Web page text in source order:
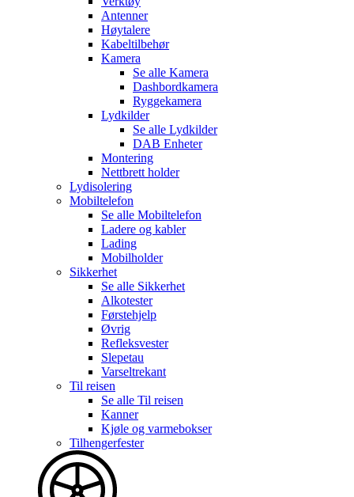
Antenner
Høytalere
Kabeltilbehør
Kamera
Se alle Kamera
Dashbordkamera
Ryggekamera
Lydkilder
Se alle Lydkilder
DAB Enheter
Montering
Nettbrett holder
Lydisolering
Mobiltelefon
Se alle Mobiltelefon
Ladere og kabler
Lading
Mobilholder
Sikkerhet
Se alle Sikkerhet
Alkotester
Førstehjelp
Øvrig
Refleksvester
Slepetau
Varseltrekant
Til reisen
Se alle Til reisen
Kanner
Kjøle og varmebokser
Tilhengerfester